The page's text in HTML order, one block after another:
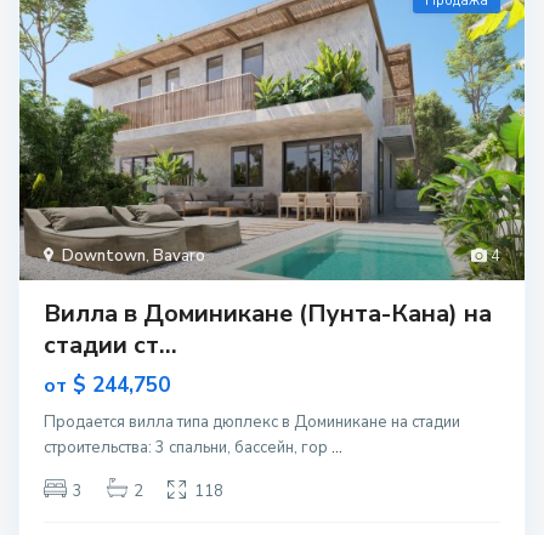
4
Downtown, Bavaro
Вилла в Доминикане (Пунта-Кана) на
стадии ст...
от $ 244,750
Продается вилла типа дюплекс в Доминикане на стадии
строительcтва: 3 спальни, бассейн, гор ...
3
2 118